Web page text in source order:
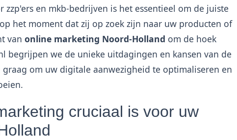
zzp'ers en mkb-bedrijven is het essentieel om de juiste
het moment dat zij op zoek zijn naar uw producten of
van online marketing Noord-Holland om de hoek
begrijpen we de unieke uitdagingen en kansen van de
om uw digitale aanwezigheid te optimaliseren en
cruciaal is voor uw